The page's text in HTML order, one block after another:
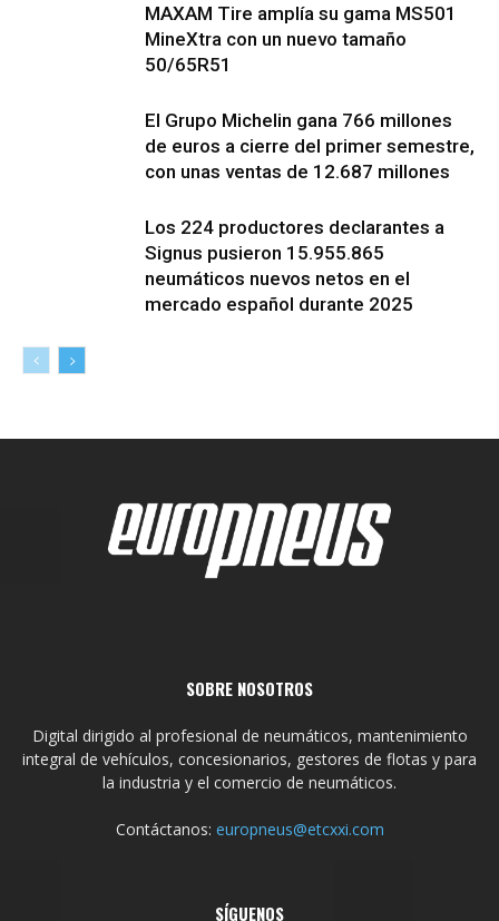
MAXAM Tire amplía su gama MS501
MineXtra con un nuevo tamaño
50/65R51
El Grupo Michelin gana 766 millones
de euros a cierre del primer semestre,
con unas ventas de 12.687 millones
Los 224 productores declarantes a
Signus pusieron 15.955.865
neumáticos nuevos netos en el
mercado español durante 2025
SOBRE NOSOTROS
Digital dirigido al profesional de neumáticos, mantenimiento
integral de vehículos, concesionarios, gestores de flotas y para
la industria y el comercio de neumáticos.
Contáctanos: europneus@etcxxi.com
SÍGUENOS